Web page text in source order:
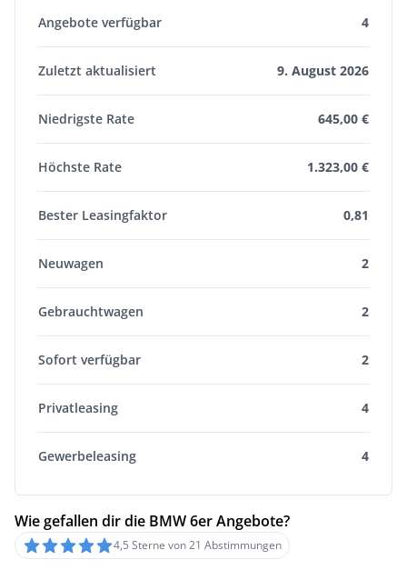
Angebote verfügbar 4
Zuletzt aktualisiert 9. August 2026
Niedrigste Rate 645,00 €
Höchste Rate 1.323,00 €
Bester Leasingfaktor 0,81
Neuwagen 2
Gebrauchtwagen 2
Sofort verfügbar 2
Privatleasing 4
Gewerbeleasing 4
Wie gefallen dir die BMW 6er Angebote?
4,5 Sterne von 21 Abstimmungen